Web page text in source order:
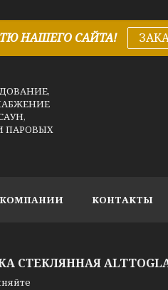
НАШЕГО САЙТА!
ПАРОВЫХ
КОНТАКТЫ
СТЕКЛЯННАЯ